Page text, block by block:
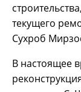
текущего
Сухроб
В настоящее